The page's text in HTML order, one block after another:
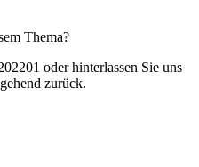
Thema?
oder hinterlassen Sie uns
zurück.